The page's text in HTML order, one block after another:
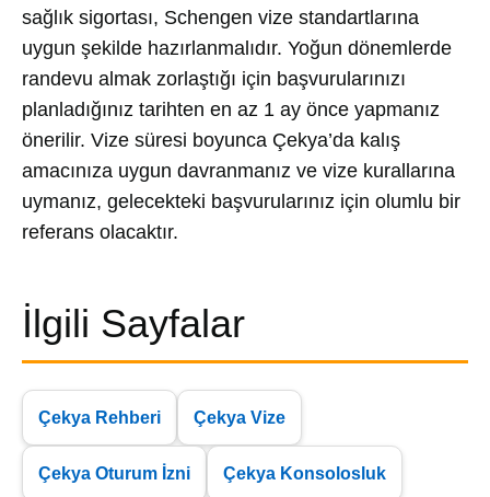
sağlık sigortası, Schengen vize standartlarına
uygun şekilde hazırlanmalıdır. Yoğun dönemlerde
randevu almak zorlaştığı için başvurularınızı
planladığınız tarihten en az 1 ay önce yapmanız
önerilir. Vize süresi boyunca Çekya’da kalış
amacınıza uygun davranmanız ve vize kurallarına
uymanız, gelecekteki başvurularınız için olumlu bir
referans olacaktır.
İlgili Sayfalar
Çekya Rehberi Çekya Vize
Çekya Oturum İzni Çekya Konsolosluk